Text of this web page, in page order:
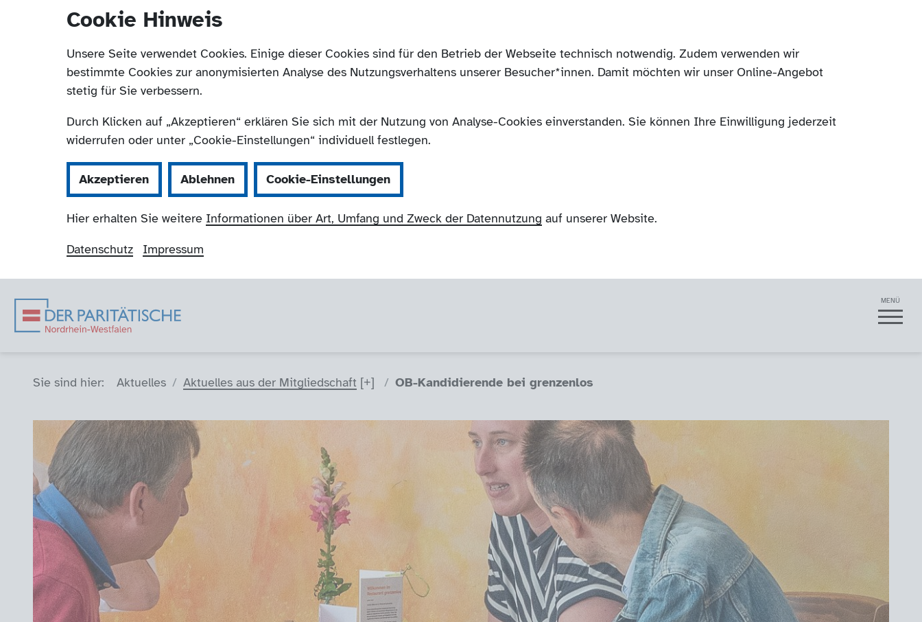
Cookie Hinweis
Unsere Seite verwendet Cookies. Einige dieser Cookies sind für den Betrieb der Webseite technisch notwendig. Zudem verwenden wir
bestimmte Cookies zur anonymisierten Analyse des Nutzungsverhaltens unserer Besucher*innen. Damit möchten wir unser Online-Angebot
stetig für Sie verbessern.
Durch Klicken auf „Akzeptieren“ erklären Sie sich mit der Nutzung von Analyse-Cookies einverstanden. Sie können Ihre Einwilligung jederzeit
widerrufen oder unter „Cookie-Einstellungen“ individuell festlegen.
Akzeptieren Ablehnen Cookie-Einstellungen
Hier erhalten Sie weitere Informationen über Art, Umfang und Zweck der Datennutzung auf unserer Website.
Datenschutz Impressum
Der Paritätische NRW
Navigation MENÜ
Sie sind hier: Aktuelles Aktuelles aus der Mitgliedschaft OB-Kandidierende bei grenzenlos